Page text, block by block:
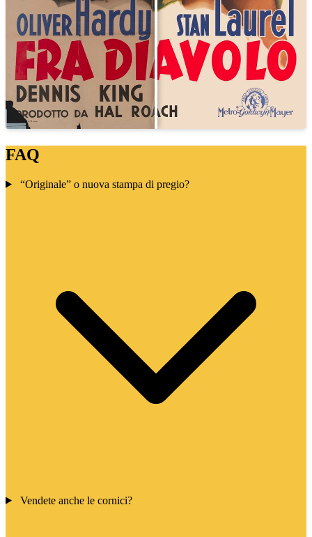
FAQ
“Originale” o nuova stampa di pregio?
Vendete anche le cornici?